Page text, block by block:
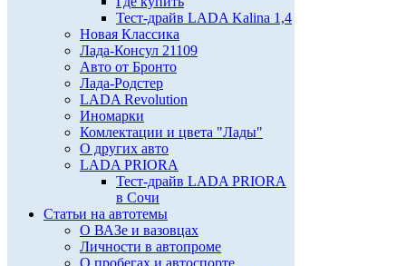
Тест-драйв LADA Kalina 1,4
Новая Классика
Лада-Консул 21109
Авто от Бронто
Лада-Родстер
LADA Revolution
Иномарки
Комлектации и цвета "Лады"
О других авто
LADA PRIORA
Тест-драйв LADA PRIORA
в Сочи
Статьи на автотемы
О ВАЗе и вазовцах
Личности в автопроме
О пробегах и автоспорте